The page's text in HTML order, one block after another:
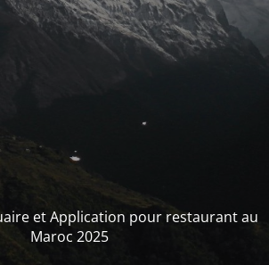
et Application pour restaurant au
Maroc 2025